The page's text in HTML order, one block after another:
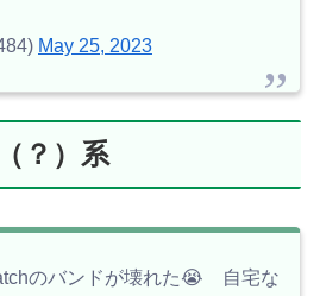
May 25, 2023
？）系
のバンドが壊れた😭 自宅な